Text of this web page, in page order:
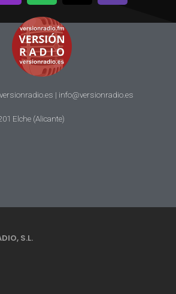
| info@versionradio.es
Elche (Alicante)
S.L.